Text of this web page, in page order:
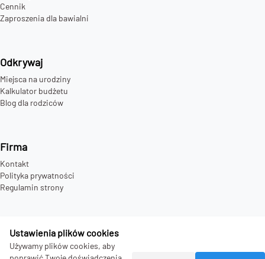
Ustawienia plików cookies
Używamy plików cookies, aby
Cennik
Zaproszenia dla bawialni
Odkrywaj
Miejsca na urodziny
Kalkulator budżetu
Blog dla rodziców
Firma
Kontakt
Polityka prywatności
Regulamin strony
2026bday.love - all rights reserved.